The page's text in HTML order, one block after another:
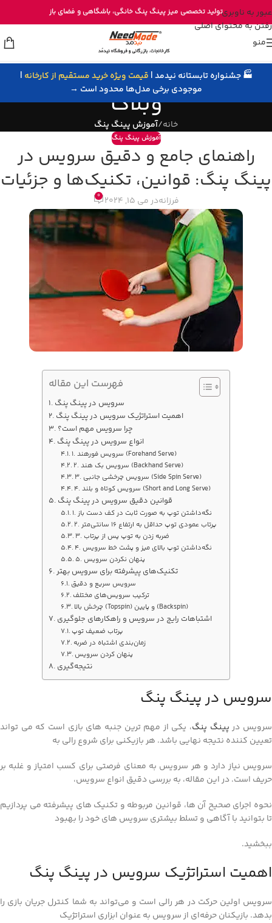
عبور به ناوبری
رفتن به محتوای اصلی
خرید مستقیم میز پینگ پنگ از تولیدی نیدمد
تولید تخصصی میز پینگ پنگ خانگی، باشگاهی و فضای باز
منو
🏭 جشنواره تابستانه نیدمد | قیمت ویژه خرید مستقیم از کارخانه |
موجودی برخی مدل‌ها محدود است →
وبلاگ
خانه/آموزش پینگ پنگ
آموزش پینگ پنگ
راهنمای جامع و دقیق سرویس در
پینگ پنگ: قوانین، تکنیک‌ها و جزئیات
فرزانهدر می 15, 2024 0
فهرست این مقاله
سرویس در پینگ پنگ
اهمیت استراتژیک سرویس در پینگ پنگ
چرا سرویس مهم است؟
انواع سرویس در پینگ پنگ
1. سرویس فورهند (Forehand Serve)
2. سرویس بک هند (Backhand Serve)
3. سرویس چرخشی جانبی (Side Spin Serve)
4. سرویس کوتاه و بلند (Short and Long Serve)
قوانین دقیق سرویس در پینگ پنگ
1. نگه‌داشتن توپ به صورت ثابت در کف دست باز
2. پرتاب عمودی توپ حداقل به ارتفاع 16 سانتی‌متر
3. ضربه زدن به توپ پس از پرتاب
4. نگه‌داشتن توپ بالای میز و پشت خط سرویس
5. پنهان نکردن سرویس
تکنیک‌های پیشرفته برای سرویس بهتر
سرویس سریع و دقیق
ترکیب سرویس‌های مختلف
چرخش بالا (Topspin) و پایین (Backspin)
اشتباهات رایج در سرویس و راهکارهای جلوگیری
پرتاب ضعیف توپ
زمان‌بندی اشتباه در ضربه
پنهان کردن سرویس
نتیجه‌گیری
سرویس در پینگ پنگ
سرویس در پینگ پنگ، یکی از مهم‌ ترین جنبه‌ های بازی است که می‌ تواند
تعیین‌ کننده نتیجه نهایی باشد. هر بازیکنی برای شروع رالی به
سرویس نیاز دارد و هر سرویس به معنای فرصتی برای کسب امتیاز و غلبه بر
حریف است. در این مقاله، به بررسی دقیق انواع سرویس،
نحوه اجرای صحیح آن‌ ها، قوانین مربوطه و تکنیک‌ های پیشرفته می‌ پردازیم
تا بتوانید با آگاهی و تسلط بیشتری سرویس‌ های خود را بهبود
ببخشید.
اهمیت استراتژیک سرویس در پینگ پنگ
سرویس اولین حرکت در هر رالی است و می‌تواند به شما کنترل جریان بازی را
بدهد. بازیکنان حرفه‌ای از سرویس به عنوان ابزاری استراتژیک